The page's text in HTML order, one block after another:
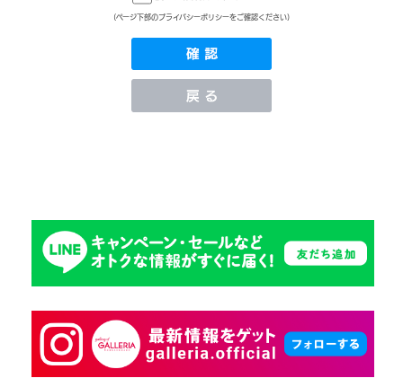
(ページ下部のプライバシーポリシーをご確認ください)